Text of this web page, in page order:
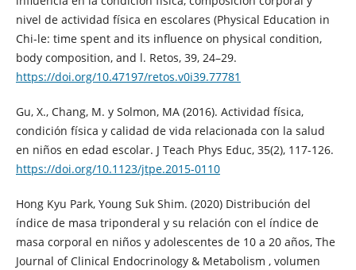
nivel de actividad física en escolares (Physical Education in
Chi-le: time spent and its influence on physical condition,
body composition, and l. Retos, 39, 24–29.
https://doi.org/10.47197/retos.v0i39.77781
Gu, X., Chang, M. y Solmon, MA (2016). Actividad física,
condición física y calidad de vida relacionada con la salud
en niños en edad escolar. J Teach Phys Educ, 35(2), 117-126.
https://doi.org/10.1123/jtpe.2015-0110
Hong Kyu Park, Young Suk Shim. (2020) Distribución del
índice de masa triponderal y su relación con el índice de
masa corporal en niños y adolescentes de 10 a 20 años, The
Journal of Clinical Endocrinology & Metabolism , volumen